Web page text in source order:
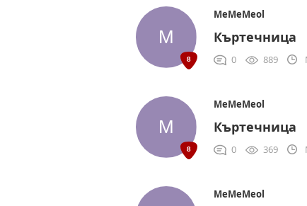
MeMeMeol
Къртечница
0 889
MeMeMeol
Къртечница
0 369
MeMeMeol